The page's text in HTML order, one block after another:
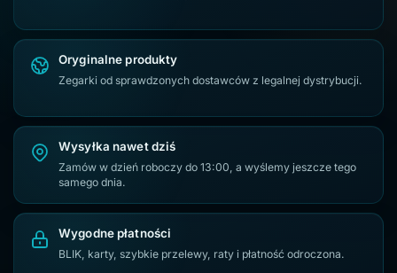
Oryginalne produkty
Zegarki od sprawdzonych dostawców z legalnej dystrybucji.
Wysyłka nawet dziś
Zamów w dzień roboczy do 13:00, a wyślemy jeszcze tego
samego dnia.
Wygodne płatności
BLIK, karty, szybkie przelewy, raty i płatność odroczona.